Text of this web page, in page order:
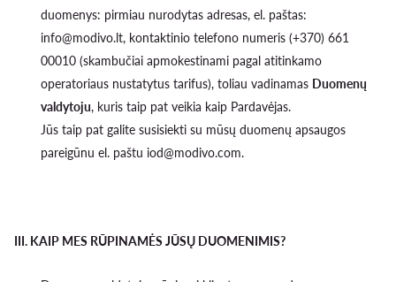
duomenys: pirmiau nurodytas adresas, el. paštas:
info@modivo.lt, kontaktinio telefono numeris (+370) 661
00010 (skambučiai apmokestinami pagal atitinkamo
operatoriaus nustatytus tarifus), toliau vadinamas Duomenų
valdytoju, kuris taip pat veikia kaip Pardavėjas.
Jūs taip pat galite susisiekti su mūsų duomenų apsaugos
pareigūnu el. paštu iod@modivo.com.
III. KAIP MES RŪPINAMĖS JŪSŲ DUOMENIMIS?